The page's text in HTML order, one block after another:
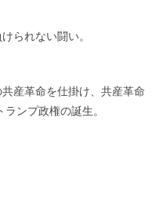
られない闘い。
産革命を仕掛け、共産革命
ンプ政権の誕生。